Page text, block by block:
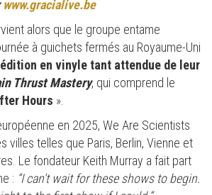
www.gracialive.be
alors que le groupe entame
à guichets fermés au Royaume-Uni
en vinyle tant attendue de leur
Thrust Mastery, qui comprend le
Hours ».
en 2025, We Are Scientists
villes telles que Paris, Berlin, Vienne et
Le fondateur Keith Murray a fait part
: “I can't wait for these shows to begin.